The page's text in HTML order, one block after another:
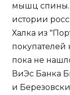
мышц спины.
истории
Халка из
покупателей
пока не
ВиЭс Банка
и